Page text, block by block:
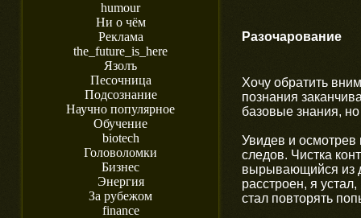
humour
Ни о чём
Реклама
the_future_is_here
Язолъ
Песочница
Подсознание
Научно популярное
Обучение
biotech
Головоломки
Бизнес
Энергия
За рубежом
finance
Разочарование
Хочу обратить
познания
базовые знания,
Увидев и осмотрев
следов. Чистка
вырывающийся из
расстроен, я
стал повторять